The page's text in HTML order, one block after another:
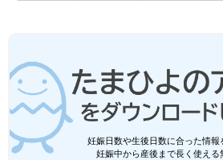
妊娠日数や生後日数に合った情報
妊娠中から産後まで長く使える